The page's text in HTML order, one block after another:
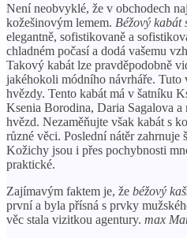
Není neobvyklé, že v obchodech
kožešinovým lemem. Béžový kabát
elegantně, sofistikovaně a
chladném počasí a dodá vašemu
Takový kabát lze pravděpodobně
jakéhokoli módního návrháře.
hvězdy. Tento kabát má v šatníku
Ksenia Borodina, Daria Sagalova a
hvězd. Nezaměňujte však kabát s
různé věci. Poslední nátěr
Kožichy jsou i přes pochybnosti
praktické.
Zajímavým faktem je, že béžový
první a byla přísná s prvky
věc stala vizitkou agentury. max